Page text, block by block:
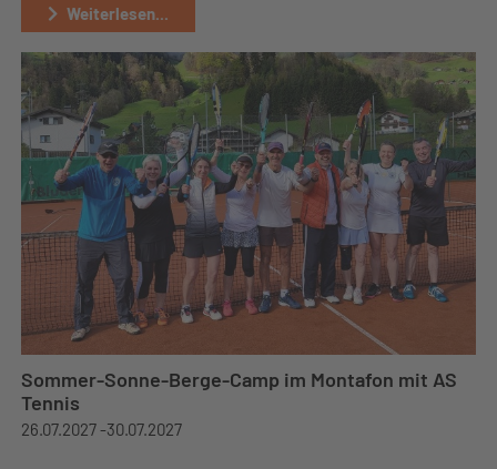
Weiterlesen...
Sommer-Sonne-Berge-Camp im Montafon mit AS
Tennis
26.07.2027 -30.07.2027